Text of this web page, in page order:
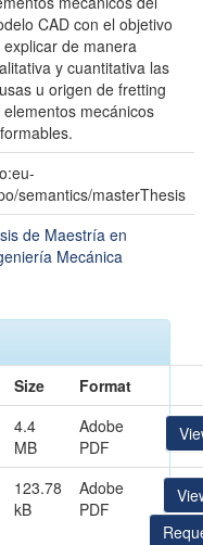
CAD con el objetivo
explicar de manera
y cuantitativa las
u origen de fretting
elementos mecánicos
semantics/masterThesis
de Maestría en
Mecánica
Size
Format
4.4
MB
Adobe
PDF
123.78
kB
Adobe
PDF